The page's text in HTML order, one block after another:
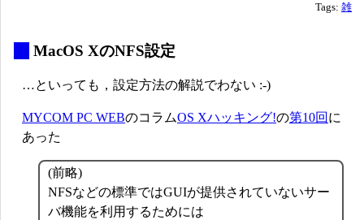
Tags: 雑
MacOS XのNFS設定
…といっても，設定方法の解説でわない :-)
MYCOM PC WEBのコラムOS Xハッキング!の第10回 に
あった
(前略)
NFSなどの標準ではGUIが提供されていないサー
バ機能を利用するためには